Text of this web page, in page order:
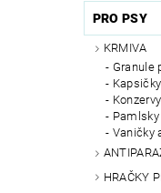
PRO
PRO PSY
KRMIVA
Granule
Vaničky
HRAČKY